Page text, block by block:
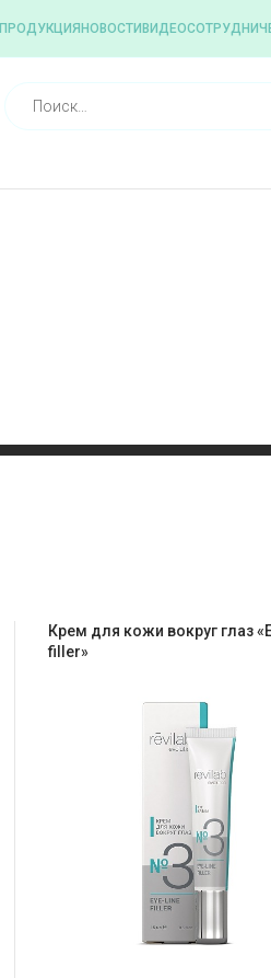
ПРОДУКЦИЯ НОВОСТИ ВИДЕО
Крем для кожи вокруг глаз
filler»